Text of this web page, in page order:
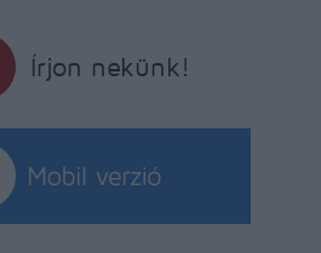
Írjon nekünk!